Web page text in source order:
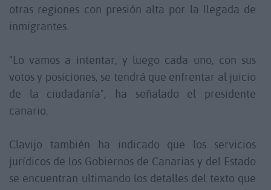
otras regiones con presión alta por la llegada de
inmigrantes.
"Lo vamos a intentar, y luego cada uno, con sus
votos y posiciones, se tendrá que enfrentar al juicio
de la ciudadanía", ha señalado el presidente
canario.
Clavijo también ha indicado que los servicios
jurídicos de los Gobiernos de Canarias y del Estado
se encuentran ultimando los detalles del texto que